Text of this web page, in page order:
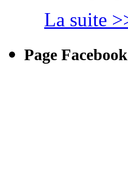
La suite
Page Facebook